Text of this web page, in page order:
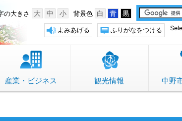
背景色 白 青 黒
の大きさ 大 中 小
ふりがなをつける
よみあげる
産業・ビジネス 観光情報 中野